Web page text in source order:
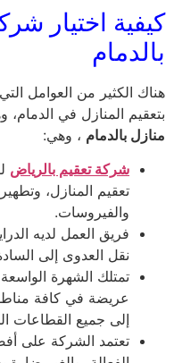
كيفية اختيار
بالدمام
هناك الكثير من العوامل
بتعقيم المنازل في الدمام،
منازل بالدمام ، وهي:
شركة تعقيم بالرياض
تعقيم المنازل،
والفيروسات.
فريق العمل لديه
نقل العدوى إلى
تمتلك الشهرة
عريضة في كافة مناطق
إلى جميع القطاعات
تعتمد الشركة على